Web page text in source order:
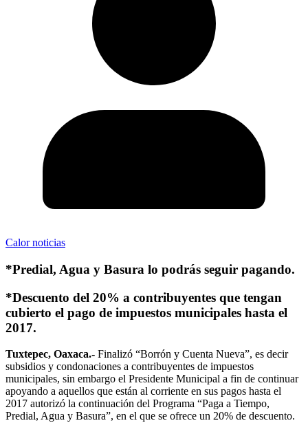
Calor noticias
*Predial, Agua y Basura lo podrás seguir pagando.
*Descuento del 20% a contribuyentes que tengan
cubierto el pago de impuestos municipales hasta el
2017.
Tuxtepec, Oaxaca.- Finalizó “Borrón y Cuenta Nueva”, es decir
subsidios y condonaciones a contribuyentes de impuestos
municipales, sin embargo el Presidente Municipal a fin de continuar
apoyando a aquellos que están al corriente en sus pagos hasta el
2017 autorizó la continuación del Programa “Paga a Tiempo,
Predial, Agua y Basura”, en el que se ofrece un 20% de descuento.